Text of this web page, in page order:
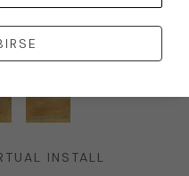
INSTALL